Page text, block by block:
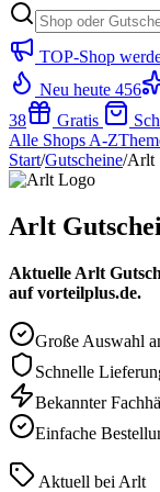
TOP-Shop
Neu heute 456
38
Gratis
Alle Shops A-Z
Start/Gutscheine/Arlt
Arlt
Aktuelle Arlt
auf vorteilplus.de.
Große Auswahl
Schnelle
Bekannter
Einfache
Aktuell bei Arlt